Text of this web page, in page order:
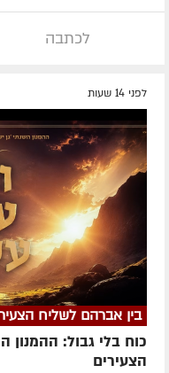
לכתבה
לפני 14 שעות
בין אברהם לשליח
כוח בלי גבול:
הצעירים